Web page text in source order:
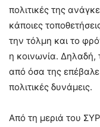
πολιτικές της
κάποιες
την τόλμη και το
η κοινωνία. Δηλαδή,
από όσα της
πολιτικές δυνάμεις.
Από τη μεριά του